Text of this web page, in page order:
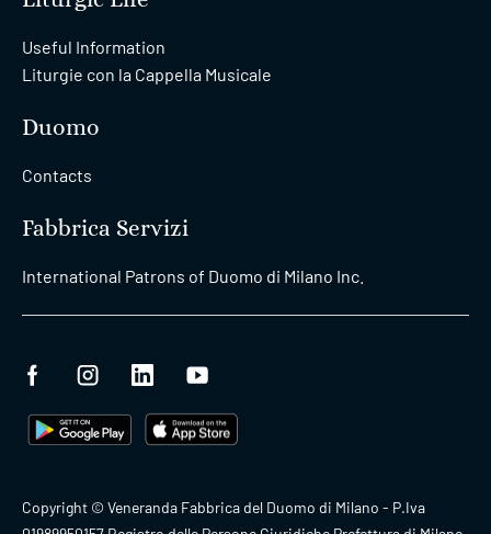
Useful Information
Liturgie con la Cappella Musicale
Duomo
Contacts
Fabbrica Servizi
International Patrons of Duomo di Milano Inc.
Copyright © Veneranda Fabbrica del Duomo di Milano - P.Iva